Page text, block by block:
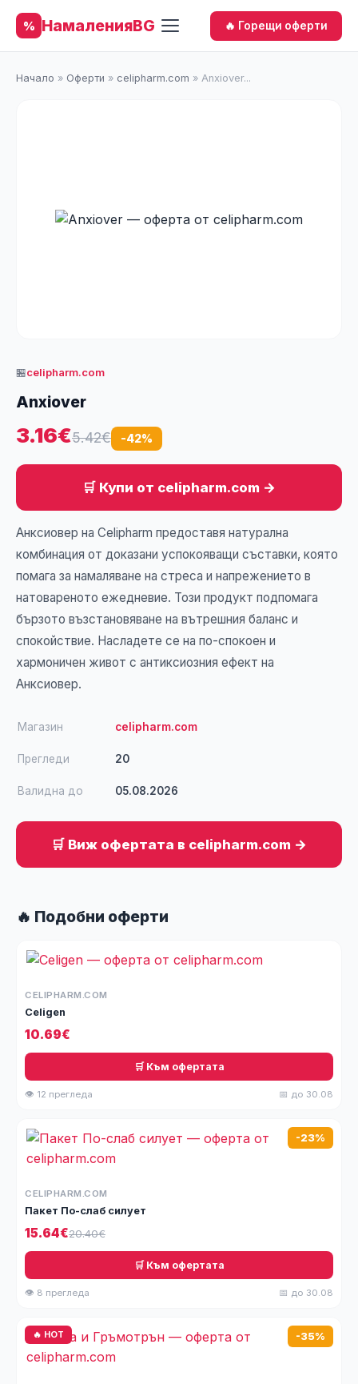
% НамаленияBG 🔥 Горещи оферти
Начало » Оферти » celipharm.com » Anxiover...
🏪celipharm.com
Anxiover
3.16€5.42€ -42%
🛒 Купи от celipharm.com →
Анксиовер на Celipharm предоставя натурална
комбинация от доказани успокояващи съставки, която
помага за намаляване на стреса и напрежението в
натовареното ежедневие. Този продукт подпомага
бързото възстановяване на вътрешния баланс и
спокойствие. Насладете се на по-спокоен и
хармоничен живот с антиксиозния ефект на
Анксиовер.
Магазин celipharm.com
Прегледи 20
Валидна до 05.08.2026
🛒 Виж офертата в celipharm.com →
🔥 Подобни оферти
CELIPHARM.COM
Celigen
10.69€
🛒 Към офертата
👁 12 прегледа 📅 до 30.08
-23%
CELIPHARM.COM
Пакет По-слаб силует
15.64€20.40€
🛒 Към офертата
👁 8 прегледа 📅 до 30.08
🔥 HOT -35%